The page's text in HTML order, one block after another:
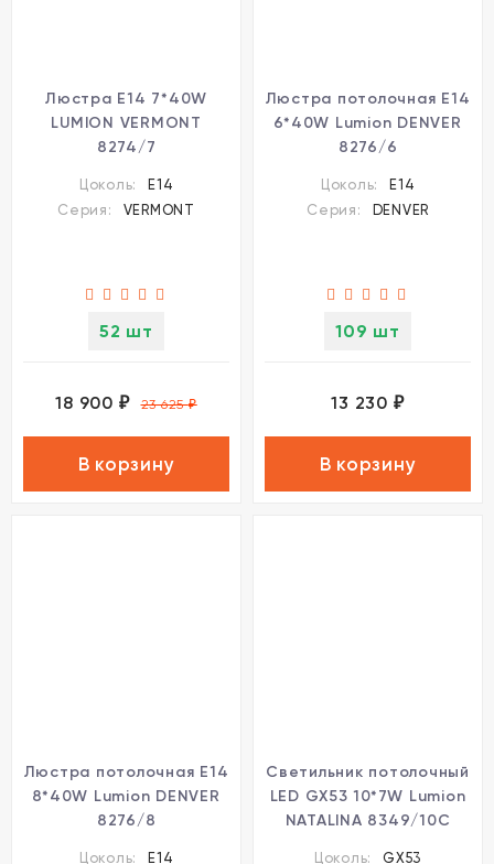
Люстра Е14 7*40W
LUMION VERMONT
8274/7
Цоколь:
E14
Серия:
VERMONT
52 шт
18 900 ₽ 23 625₽
В корзину
Люстра потолочная Е14
6*40W Lumion DENVER
8276/6
Цоколь:
E14
Серия:
DENVER
109 шт
13 230 ₽
В корзину
Люстра потолочная Е14
8*40W Lumion DENVER
8276/8
Цоколь:
E14
Светильник потолочный
LED GX53 10*7W Lumion
NATALINA 8349/10C
Цоколь:
GX53